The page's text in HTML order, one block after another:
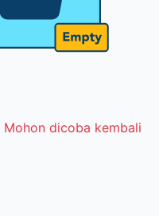
Mohon dicoba kembali